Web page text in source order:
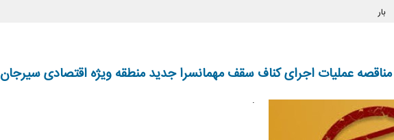
بار
عملیات اجرای کناف سقف مهمانسرا جدید منطقه ویژه اقتصادی سیرجان
.